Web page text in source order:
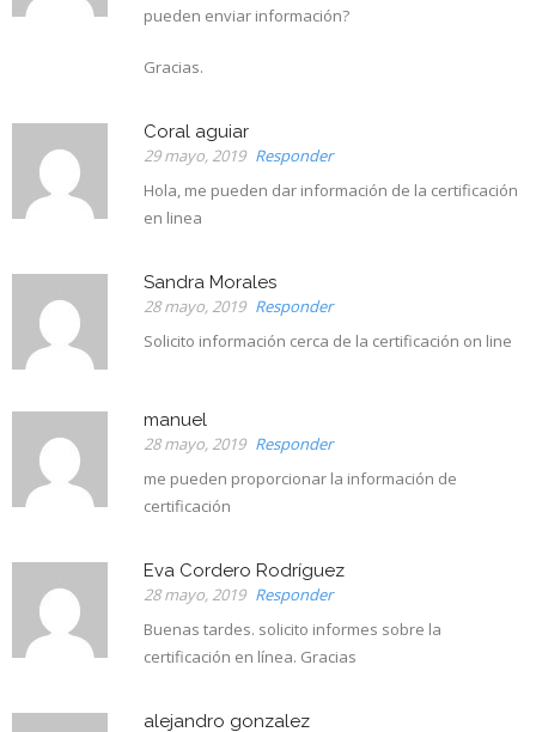
pueden enviar información?
Gracias.
Coral aguiar
29 mayo, 2019 Responder
Hola, me pueden dar información de la certificación
en linea
Sandra Morales
28 mayo, 2019 Responder
Solicito información cerca de la certificación on line
manuel
28 mayo, 2019 Responder
me pueden proporcionar la información de
certificación
Eva Cordero Rodríguez
28 mayo, 2019 Responder
Buenas tardes. solicito informes sobre la
certificación en línea. Gracias
alejandro gonzalez